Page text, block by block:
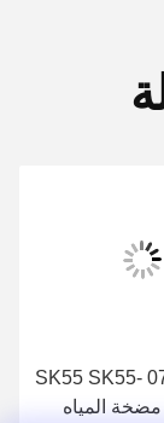
0700103025 SK55 SK55-